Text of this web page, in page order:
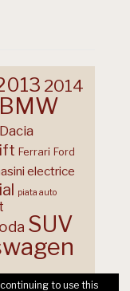
2014
BMW
Dacia
Ferrari Ford
electrice
piata auto
SUV
to use this